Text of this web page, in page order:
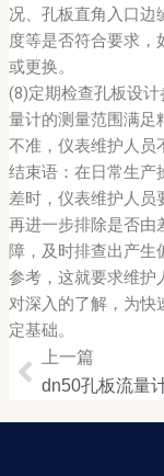
况、孔板直角入口边
度等是否符合要求，
或更换。
(8)定期检查孔板设
量计的测量范围满足
不准，仪表维护人员
结束语：在日常生产
差时，仪表维护人员
再进一步排除是否由
障，及时排查出产生
参考，这就要求维护
对深入的了解，为快
定基础。
Prev
上一篇